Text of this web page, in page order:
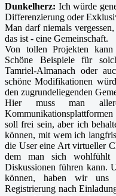
Dunkelherz: Ich würde
Differenzierung oder
Man darf niemals
das ist - eine Gemeinschaft.
Von tollen Projekten
Schöne Beispiele für
Tamriel-Almanach oder
schöne Modifikationen
den zugrundeliegenden
Hier muss man
soll frei sein, aber ich
können, mit wem ich
die User eine Art virtueller
dem man sich wohlfühlt
Diskussionen führen kann.
können, haben wir uns
Registrierung nach